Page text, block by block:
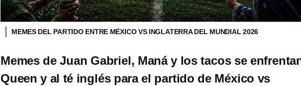
MEMES DEL PARTIDO ENTRE MÉXICO VS INGLATERRA DEL MUNDIAL 2026
Memes de Juan Gabriel, Maná y los tacos se
Queen y al té inglés para el partido de México vs